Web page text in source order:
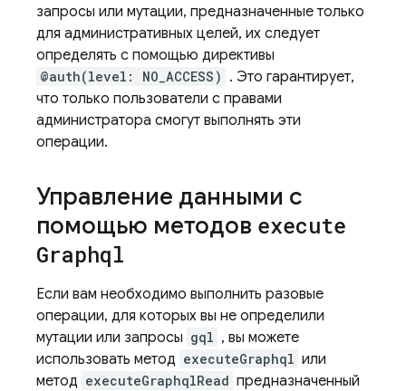
запросы или мутации, предназначенные только
для административных целей, их следует
определять с помощью директивы
@auth(level: NO_ACCESS) . Это гарантирует,
что только пользователи с правами
администратора смогут выполнять эти
операции.
Управление данными с
помощью методов execute
Graphql
Если вам необходимо выполнить разовые
операции, для которых вы не определили
мутации или запросы gql , вы можете
использовать метод executeGraphql или
метод executeGraphqlRead предназначенный